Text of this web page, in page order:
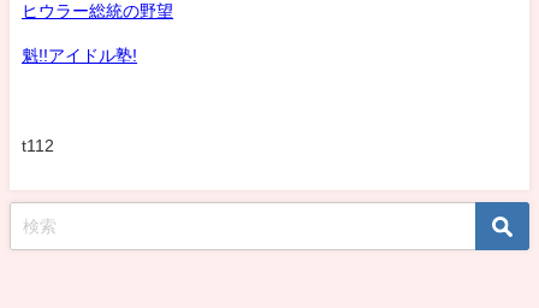
ヒウラー総統の野望
魁!!アイドル塾!
t112